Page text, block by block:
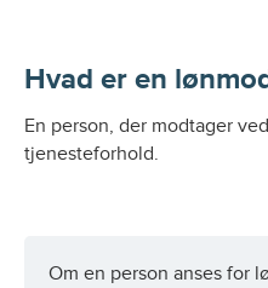
Hvad er en
En person, der modtager
tjenesteforhold.
Om en person anses for